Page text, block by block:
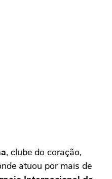
, clube do coração,
atuou por mais de